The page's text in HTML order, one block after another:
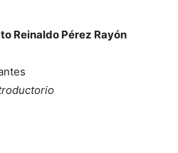
Reinaldo Pérez Rayón